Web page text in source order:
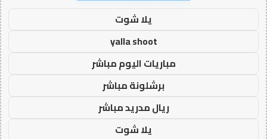
يلا شوت
yalla shoot
مباريات اليوم مباشر
برشلونة مباشر
ريال مدريد مباشر
يلا شوت